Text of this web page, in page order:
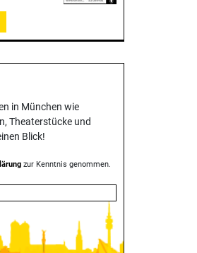
in München wie
Theater­stücke und
Blick!
zur Kenntnis genommen.